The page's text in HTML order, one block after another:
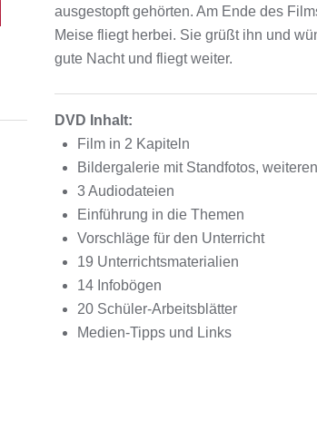
ausgestopft gehörten. Am Ende des
Meise fliegt herbei. Sie grüßt ihn und
gute Nacht und fliegt weiter.
DVD Inhalt:
Film in 2 Kapiteln
Bildergalerie mit Standfotos,
3 Audiodateien
Einführung in die Themen
Vorschläge für den Unterricht
19 Unterrichtsmaterialien
14 Infobögen
20 Schüler-Arbeitsblätter
Medien-Tipps und Links